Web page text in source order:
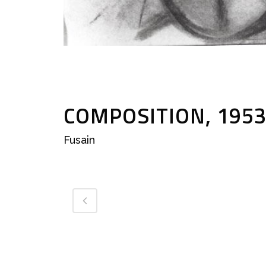
COMPOSITION, 1953
Fusain